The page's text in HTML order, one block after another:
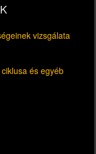
vizsgálata
és egyéb